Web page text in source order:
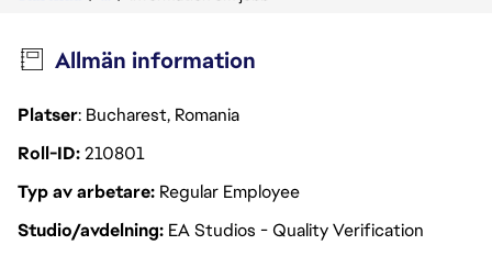
Allmän information
Platser: Bucharest, Romania
Roll-ID210801
Typ av arbetare Regular Employee
Studio/avdelning EA Studios - Quality Verification